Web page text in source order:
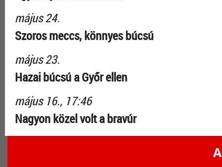
május 24.
Szoros meccs, könnyes búcsú
május 23.
Hazai búcsú a Győr ellen
május 16., 17:46
Nagyon közel volt a bravúr